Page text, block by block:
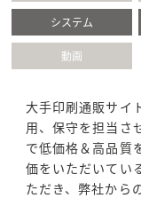
システム
動画
大手印刷通販サイ
用、保守を担当さ
で低価格＆高品質
価をいただいてい
ただき、弊社から